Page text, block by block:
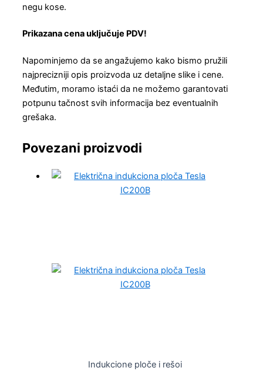
negu kose.
Prikazana cena uključuje PDV!
Napominjemo da se angažujemo kako bismo pružili
najprecizniji opis proizvoda uz detaljne slike i cene.
Međutim, moramo istaći da ne možemo garantovati
potpunu tačnost svih informacija bez eventualnih
grešaka.
Povezani proizvodi
Indukcione ploče i rešoi